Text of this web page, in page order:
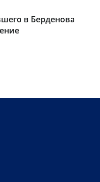
в Берденова